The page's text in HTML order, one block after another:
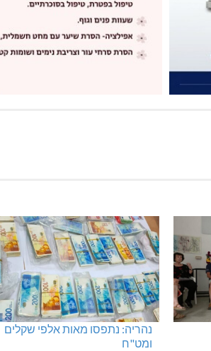
נהריה: נתפסו מאות אלפי שקלים
ומט"ח